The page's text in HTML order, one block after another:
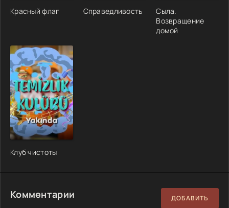
Красный флаг Справедливость
Сыла.
Возвращение
домой
Клуб чистоты
Комментарии ДОБАВИТЬ